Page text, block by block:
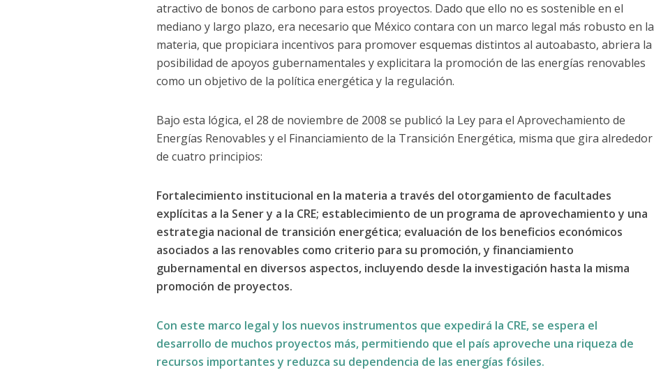
atractivo de bonos de carbono para estos proyectos. Dado que ello no es sostenible en el
mediano y largo plazo, era necesario que México contara con un marco legal más robusto en la
materia, que propiciara incentivos para promover esquemas distintos al autoabasto, abriera la
posibilidad de apoyos gubernamentales y explicitara la promoción de las energías renovables
como un objetivo de la política energética y la regulación.
Bajo esta lógica, el 28 de noviembre de 2008 se publicó la Ley para el Aprovechamiento de
Energías Renovables y el Financiamiento de la Transición Energética, misma que gira alrededor
de cuatro principios:
Fortalecimiento institucional en la materia a través del otorgamiento de facultades
explícitas a la Sener y a la CRE; establecimiento de un programa de aprovechamiento y una
estrategia nacional de transición energética; evaluación de los beneficios económicos
asociados a las renovables como criterio para su promoción, y financiamiento
gubernamental en diversos aspectos, incluyendo desde la investigación hasta la misma
promoción de proyectos.
Con este marco legal y los nuevos instrumentos que expedirá la CRE, se espera el
desarrollo de muchos proyectos más, permitiendo que el país aproveche una riqueza de
recursos importantes y reduzca su dependencia de las energías fósiles.